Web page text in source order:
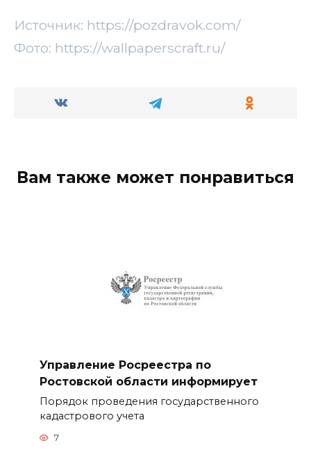
Источник: https://pozdravok.com/
Фото: https://wallpaperscraft.ru/
Вам также может понравиться
Управление Росреестра по
Ростовской области информирует
Порядок проведения государственного
кадастрового учета
7